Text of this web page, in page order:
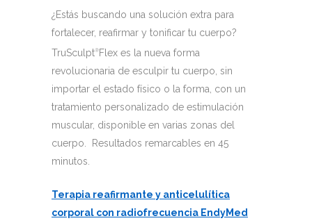
¿Estás buscando una solución extra para
fortalecer, reafirmar y tonificar tu cuerpo?
TruSculpt® Flex es la nueva forma
revolucionaria de esculpir tu cuerpo, sin
importar el estado físico o la forma, con un
tratamiento personalizado de estimulación
muscular, disponible en varias zonas del
cuerpo. Resultados remarcables en 45
minutos.
Terapia reafirmante y anticelulítica
corporal con radiofrecuencia EndyMed